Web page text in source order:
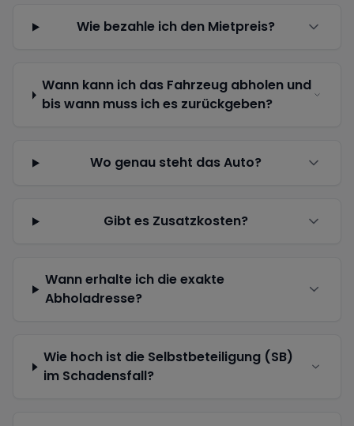
Wie bezahle ich den Mietpreis?
Wann kann ich das Fahrzeug abholen und
bis wann muss ich es zurückgeben?
Wo genau steht das Auto?
Gibt es Zusatzkosten?
Wann erhalte ich die exakte
Abholadresse?
Wie hoch ist die Selbstbeteiligung (SB)
im Schadensfall?